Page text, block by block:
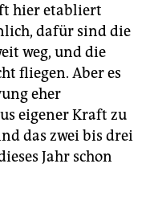
hier etabliert
dafür sind die
weg, und die
fliegen. Aber es
eher
eigener Kraft zu
das zwei bis drei
Jahr schon